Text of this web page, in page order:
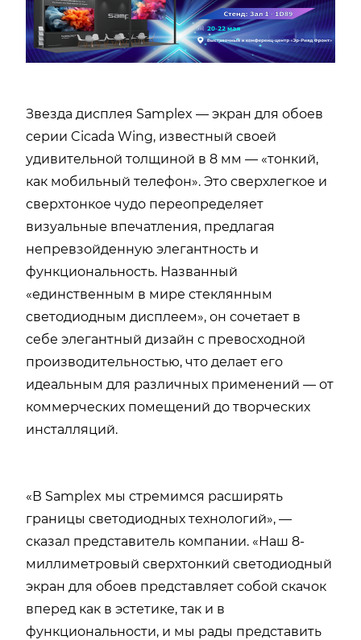
Звезда дисплея Samplex — экран для обоев
серии Cicada Wing, известный своей
удивительной толщиной в 8 мм — «тонкий,
как мобильный телефон». Это сверхлегкое и
сверхтонкое чудо переопределяет
визуальные впечатления, предлагая
непревзойденную элегантность и
функциональность. Названный
«единственным в мире стеклянным
светодиодным дисплеем», он сочетает в
себе элегантный дизайн с превосходной
производительностью, что делает его
идеальным для различных применений — от
коммерческих помещений до творческих
инсталляций.
«В Samplex мы стремимся расширять
границы светодиодных технологий», —
сказал представитель компании. «Наш 8-
миллиметровый сверхтонкий светодиодный
экран для обоев представляет собой скачок
вперед как в эстетике, так и в
функциональности, и мы рады представить